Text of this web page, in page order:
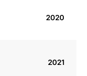
2020
2021